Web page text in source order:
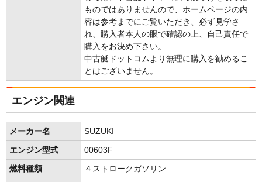
ものではありませんので、ホームページの内
容は参考までにご覧いただき、必ず見学さ
れ、購入者本人の眼で確認の上、自己責任で
購入をお決め下さい。
中古艇ドットコムより無理に購入を勧めるこ
とはございません。
エンジン関連
メーカー名 SUZUKI
エンジン型式 00603F
燃料種類 ４ストロークガソリン